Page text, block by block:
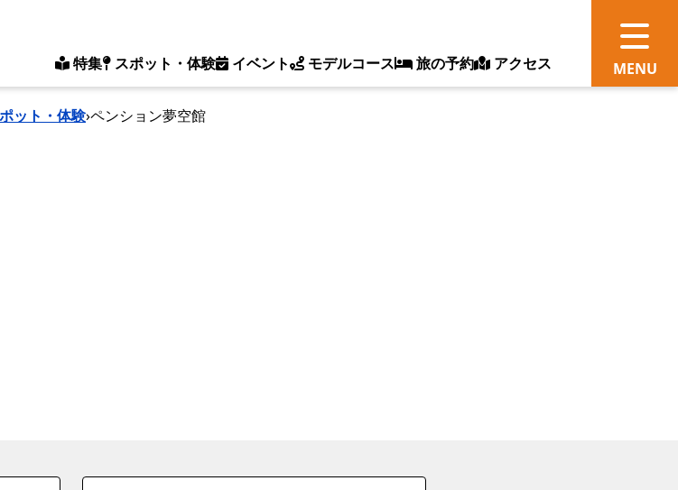
特集 スポット・体験 イベント モデルコース 旅の予約 アクセス
ット・体験›ペンション夢空館